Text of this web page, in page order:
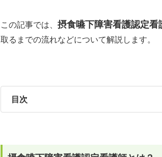
この記事では、 摂食嚥下障害看護認定看
取るまでの流れなどについて解説します。
目次